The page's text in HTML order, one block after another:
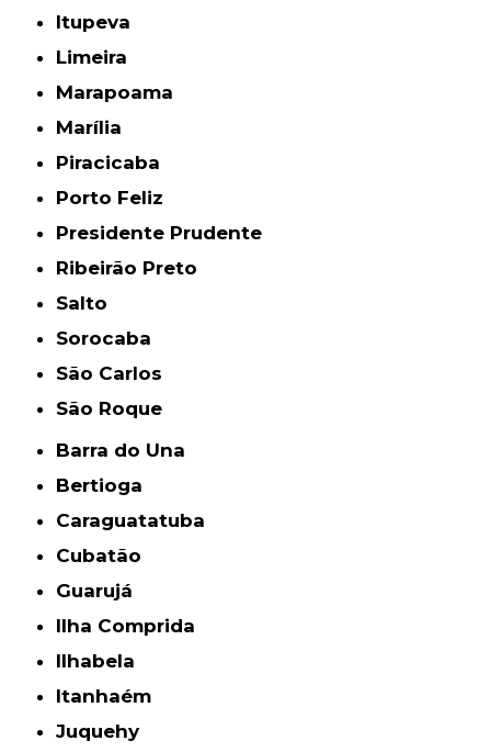
Itupeva
Limeira
Marapoama
Marília
Piracicaba
Porto Feliz
Presidente Prudente
Ribeirão Preto
Salto
Sorocaba
São Carlos
São Roque
Barra do Una
Bertioga
Caraguatatuba
Cubatão
Guarujá
Ilha Comprida
Ilhabela
Itanhaém
Juquehy